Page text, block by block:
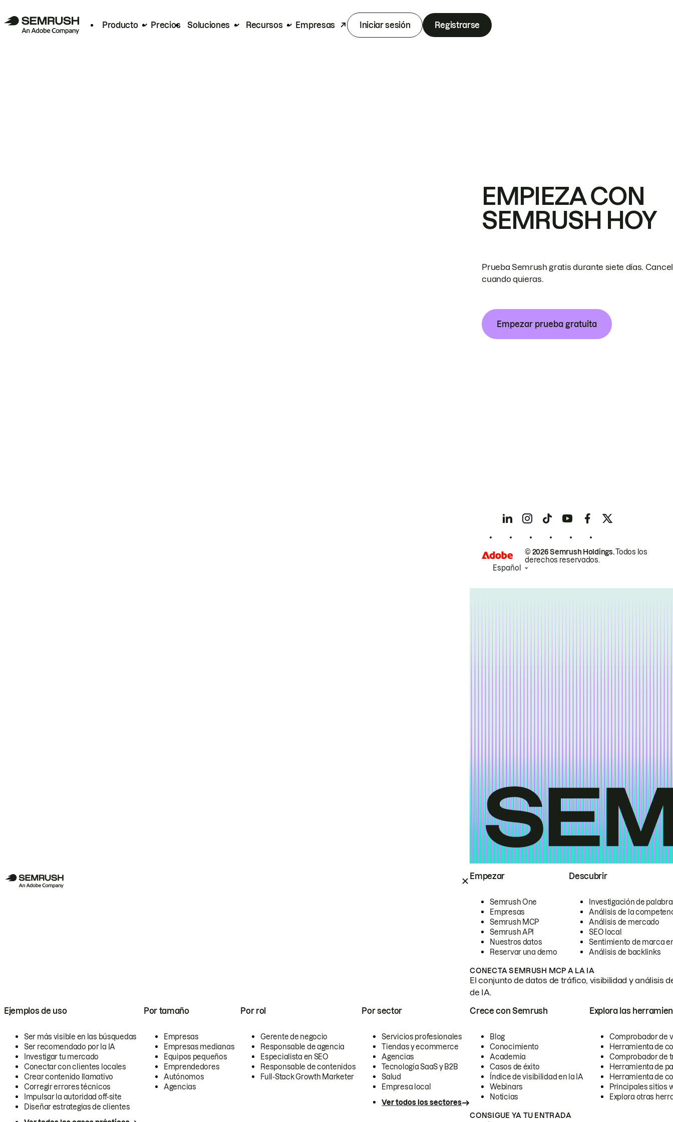
Producto Precios Soluciones Recursos Empresas Iniciar sesión Registrarse
Empezar
Semrush One
Empresas
Semrush MCP
Semrush API
Nuestros datos
Reservar una demo
Descubrir
Investigación de
Análisis de la
Análisis de mercado
SEO local
Sentimiento de marca
Análisis de backlinks
CONECTA SEMRUSH MCP A LA IA
El conjunto de datos de tráfico, visibilidad y análisis
de IA.
Ejemplos de uso
Ser más visible en las búsquedas
Ser recomendado por la IA
Investigar tu mercado
Conectar con clientes locales
Crear contenido llamativo
Corregir errores técnicos
Impulsar la autoridad off-site
Diseñar estrategias de clientes
Por tamaño
Empresas
Empresas medianas
Equipos pequeños
Emprendedores
Autónomos
Agencias
Por rol
Gerente de negocio
Responsable de agencia
Especialista en SEO
Responsable de contenidos
Full-Stack Growth Marketer
Por sector
Servicios profesionales
Tiendas y ecommerce
Agencias
Tecnología SaaS y B2B
Salud
Empresa local
Ver todos los sectores
Crece con Semrush
Blog
Conocimiento
Academia
Casos de éxito
Índice de visibilidad en la IA
Webinars
Noticias
Explora las
Comprobador de
Herramienta de
Comprobador de
Herramienta de
Herramienta de
Principales sitios
Explora otras
CONSIGUE YA TU ENTRADA
EMPIEZA CON
SEMRUSH HOY
Prueba Semrush gratis durante siete días.
cuando quieras.
Empezar prueba gratuita
© 2026 Semrush Holdings.Todos los
derechos reservados.
Español